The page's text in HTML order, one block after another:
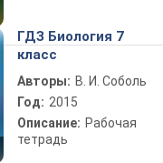
ГДЗ Биология 7
класс
Авторы: В. И. Соболь
Год: 2015
Описание: Рабочая
тетрадь